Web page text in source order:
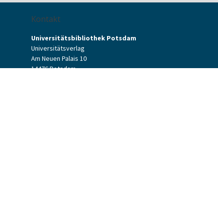
Kontakt
Universitätsbibliothek Potsdam
Universitätsverlag
Am Neuen Palais 10
14476 Potsdam